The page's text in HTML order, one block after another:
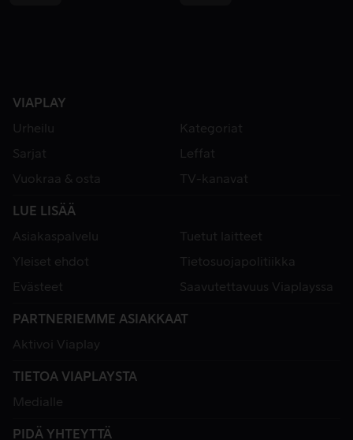
VIAPLAY
Urheilu
Kategoriat
Sarjat
Leffat
Vuokraa & osta
TV-kanavat
LUE LISÄÄ
Asiakaspalvelu
Tuetut laitteet
Yleiset ehdot
Tietosuojapolitiikka
Evästeet
Saavutettavuus Viaplayssa
PARTNERIEMME ASIAKKAAT
Aktivoi Viaplay
TIETOA VIAPLAYSTA
Medialle
PIDÄ YHTEYTTÄ